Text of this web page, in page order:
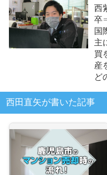
西
卒
国
主
買
産
ど
西田直矢が書いた記事